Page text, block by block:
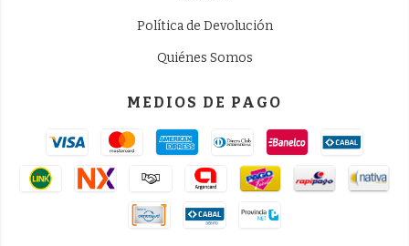
Política de Devolución
Quiénes Somos
MEDIOS DE PAGO